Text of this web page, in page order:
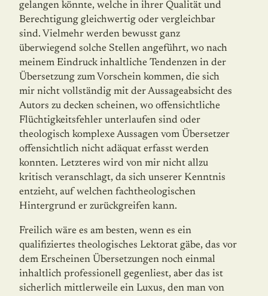
gelangen könnte, welche in ihrer Qualität und
Berechtigung gleichwertig oder vergleichbar
sind. Vielmehr werden bewusst ganz
überwiegend solche Stellen angeführt, wo nach
meinem Eindruck inhaltliche Tendenzen in der
Übersetzung zum Vorschein kommen, die sich
mir nicht vollständig mit der Aussageabsicht des
Autors zu decken scheinen, wo offensichtliche
Flüchtigkeitsfehler unterlaufen sind oder
theologisch komplexe Aussagen vom Übersetzer
offensichtlich nicht adäquat erfasst werden
konnten. Letzteres wird von mir nicht allzu
kritisch veranschlagt, da sich unserer Kenntnis
entzieht, auf welchen fachtheologischen
Hintergrund er zurückgreifen kann.
Freilich wäre es am besten, wenn es ein
qualifiziertes theologisches Lektorat gäbe, das vor
dem Erscheinen Übersetzungen noch einmal
inhaltlich professionell gegenliest, aber das ist
sicherlich mittlerweile ein Luxus, den man von